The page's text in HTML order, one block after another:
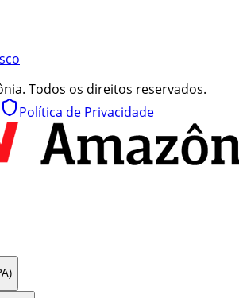
Todos os direitos reservados.
Política de Privacidade